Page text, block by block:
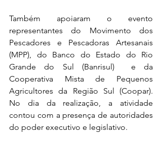
Também apoiaram o evento
representantes do Movimento dos
Pescadores e Pescadoras Artesanais
(MPP), do Banco do Estado do Rio
Grande do Sul (Banrisul)  e da
Cooperativa Mista de Pequenos
Agricultores da Região Sul (Coopar).
No dia da realização, a atividade
contou com a presença de autoridades
do poder executivo e legislativo.